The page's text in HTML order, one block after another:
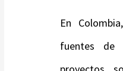
En
fuentes de